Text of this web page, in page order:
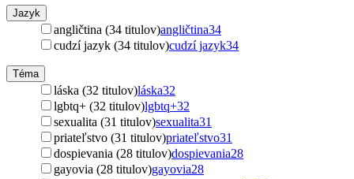
Jazyk
angličtina (34 titulov)angličtina34
cudzí jazyk (34 titulov)cudzí jazyk34
Téma
láska (32 titulov)láska32
lgbtq+ (32 titulov)lgbtq+32
sexualita (31 titulov)sexualita31
priateľstvo (31 titulov)priateľstvo31
dospievania (28 titulov)dospievania28
gayovia (28 titulov)gayovia28